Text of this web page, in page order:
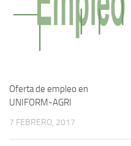
Oferta de empleo en
UNIFORM-AGRI
7 FEBRERO, 2017